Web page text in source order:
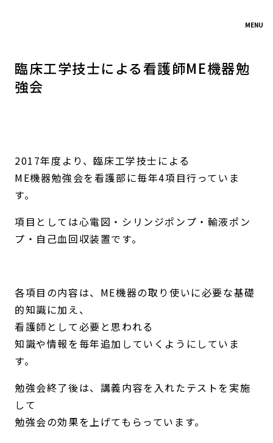
MENU
臨床工学技士による看護師ME機器勉
強会
2017年度より、臨床工学技士による
ME機器勉強会を看護部に毎年4項目行っていま
す。
項目としては心電図・シリンジポンプ・輸液ポン
プ・自己血回収装置です。
各項目の内容は、ME機器の取り使いに必要な基礎
的知識に加え、
看護師として必要と思われる
知識や情報を毎年追加していくようにしていま
す。
勉強会終了後は、講義内容を入れたテストを実施
して
勉強会の効果を上げてもらっています。